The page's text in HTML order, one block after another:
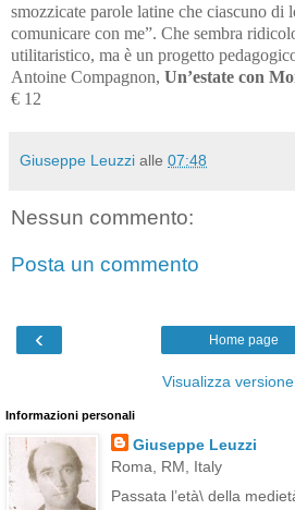
smozzicate parole latine che ciascuno di
comunicare con me”. Che sembra
utilitaristico, ma è un progetto
Antoine Compagnon, Un’estate con
€ 12
Giuseppe Leuzzi alle 07:48
Nessun commento:
Posta un commento
‹ Home page
Visualizza
Informazioni personali
Giuseppe Leuzzi
Roma, RM, Italy
Passata l’età\ della